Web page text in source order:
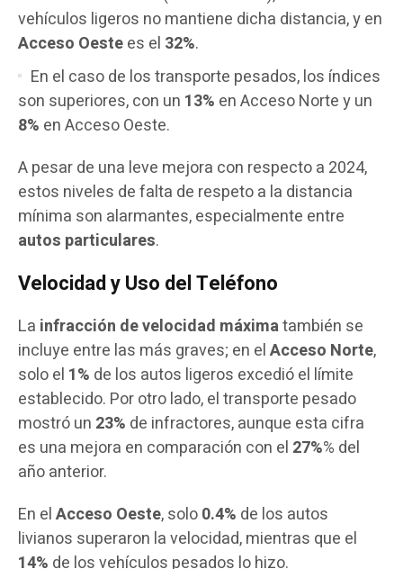
vehículos ligeros no mantiene dicha distancia, y en
Acceso Oestees el 32%.
En el caso de los transporte pesados, los índices
son superiores, con un 13% en Acceso Norte y un
8% en Acceso Oeste.
A pesar de una leve mejora con respecto a 2024,
estos niveles de falta de respeto a la distancia
mínima son alarmantes, especialmente entre
autos particulares.
Velocidad y Uso del Teléfono
La infracción de velocidad máximatambién se
incluye entre las más graves; en elAcceso Norte,
solo el 1% de los autos ligeros excedió el límite
establecido. Por otro lado, el transporte pesado
mostró un 23% de infractores, aunque esta cifra
es una mejora en comparación con el 27%% del
año anterior.
En elAcceso Oeste, solo0.4% de los autos
livianos superaron la velocidad, mientras que el
14% de los vehículos pesados lo hizo.